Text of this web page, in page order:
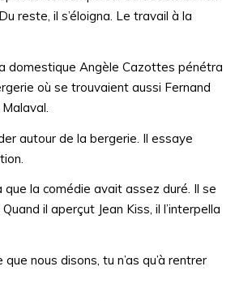
reste, il s’éloigna. Le travail à la
domestique Angèle Cazottes pénétra
où se trouvaient aussi Fernand
autour de la bergerie. Il essaye
que la comédie avait assez duré. Il se
il aperçut Jean Kiss, il l’interpella
nous disons, tu n’as qu’à rentrer